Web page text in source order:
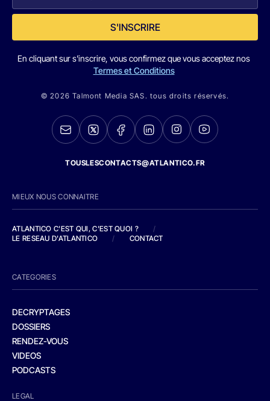
S'INSCRIRE
En cliquant sur s'inscrire, vous confirmez que vous acceptez nos
Termes et Conditions
© 2026 Talmont Media SAS. tous droits réservés.
TOUSLESCONTACTS@ATLANTICO.FR
MIEUX NOUS CONNAITRE
ATLANTICO C'EST QUI, C'EST QUOI ?
/
LE RESEAU D'ATLANTICO
/ CONTACT
CATEGORIES
DECRYPTAGES
DOSSIERS
RENDEZ-VOUS
VIDEOS
PODCASTS
LEGAL